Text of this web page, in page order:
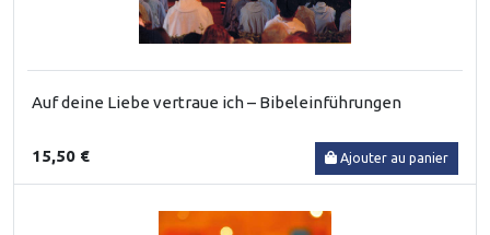
Auf deine Liebe vertraue ich – Bibeleinführungen
15,50 € Ajouter au panier